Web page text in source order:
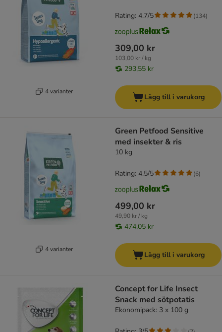
4 varianter
309,00 kr
103,00 kr / kg
293,55 kr
Rating: 4.7/5 (134)
Lägg till i varukorg
4 varianter
Green Petfood Sensitive
med insekter & ris
10 kg
499,00 kr
49,90 kr / kg
474,05 kr
Rating: 4.5/5 (6)
Lägg till i varukorg
Concept for Life Insect
Snack med sötpotatis
Ekonomipack: 3 x 100 g